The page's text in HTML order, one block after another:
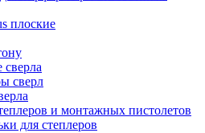
плоские
сверл
и монтажных пистолетов
для степлеров